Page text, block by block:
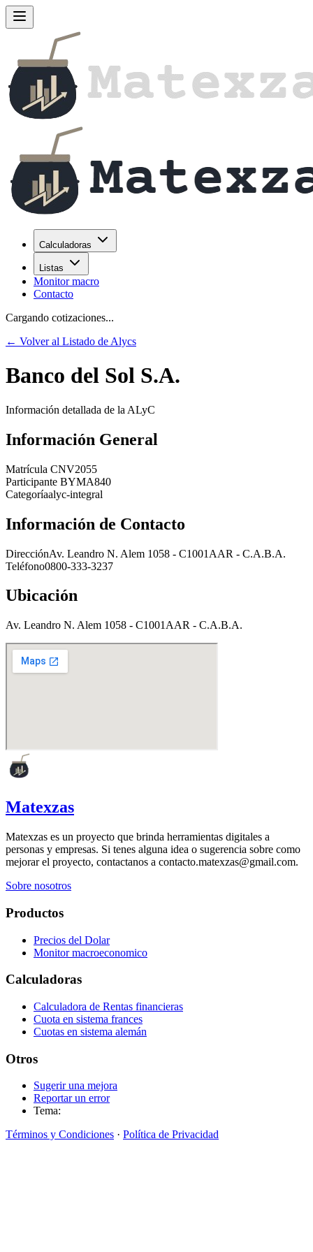
Calculadoras
Listas
Monitor macro
Contacto
Cargando cotizaciones...
← Volver al Listado de Alycs
Banco del Sol S.A.
Información detallada de la ALyC
Información General
Matrícula CNV2055
Participante BYMA840
Categoríaalyc-integral
Información de Contacto
DirecciónAv. Leandro N. Alem 1058 - C1001AAR - C.A.B.A.
Teléfono0800-333-3237
Ubicación
Av. Leandro N. Alem 1058 - C1001AAR - C.A.B.A.
Matexzas
Matexzas es un proyecto que brinda herramientas digitales a
personas y empresas. Si tenes alguna idea o sugerencia sobre como
mejorar el proyecto, contactanos a contacto.matexzas@gmail.com.
Sobre nosotros
Productos
Precios del Dolar
Monitor macroeconomico
Calculadoras
Calculadora de Rentas financieras
Cuota en sistema frances
Cuotas en sistema alemán
Otros
Sugerir una mejora
Reportar un error
Tema:
Términos y Condiciones · Política de Privacidad